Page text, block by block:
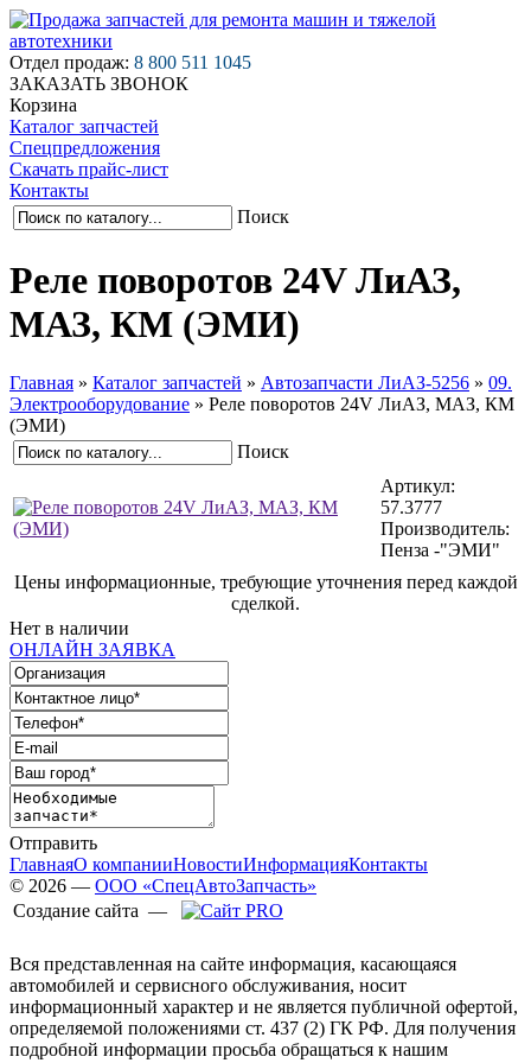
Отдел продаж: 8 800 511 1045
ЗАКАЗАТЬ ЗВОНОК
Корзина
Каталог запчастей
Спецпредложения
Скачать прайс-лист
Контакты
Поиск
Реле поворотов 24V ЛиАЗ,
МАЗ, КМ (ЭМИ)
Главная » Каталог запчастей » Автозапчасти ЛиАЗ-5256 » 09.
Электрооборудование » Реле поворотов 24V ЛиАЗ, МАЗ, КМ
(ЭМИ)
Поиск
Артикул:
57.3777
Производитель:
Пенза -"ЭМИ"
Цены информационные, требующие уточнения перед каждой
сделкой.
Нет в наличии
ОНЛАЙН ЗАЯВКА
Отправить
ГлавнаяО компанииНовостиИнформацияКонтакты
© 2026 — ООО «СпецАвтоЗапчасть»
Создание сайта —
Вся представленная на сайте информация, касающаяся
автомобилей и сервисного обслуживания, носит
информационный характер и не является публичной офертой,
определяемой положениями ст. 437 (2) ГК РФ. Для получения
подробной информации просьба обращаться к нашим